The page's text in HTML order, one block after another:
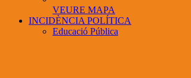
VEURE MAPA
INCIDÈNCIA POLÍTICA
Educació Pública